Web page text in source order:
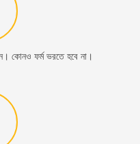
ফর্ম ভরতে হবে না।